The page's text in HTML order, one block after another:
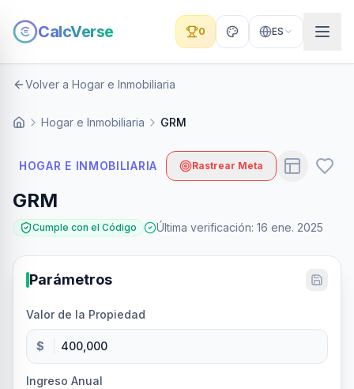
CalcVerse 0 ES
Volver a Hogar e Inmobiliaria
Hogar e Inmobiliaria GRM
HOGAR E INMOBILIARIA Rastrear Meta
GRM
Cumple con el Código Última verificación: 16 ene. 2025
Parámetros
Valor de la Propiedad
$
Ingreso Anual